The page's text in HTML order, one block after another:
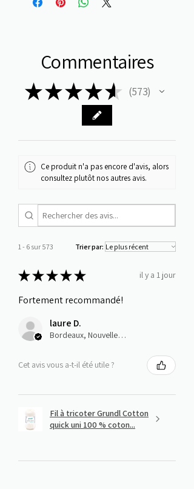
Commentaires
★★★★★ 573
573
Ce produit n'a pas encore d'avis, alors
consultez plutôt nos autres avis.
1 - 6 sur 573 Trier par:
★★★★★ il y a 1 jour
Fortement recommandé!
laure D.
Bordeaux, Nouvelle-Aquitaine
Cet avis vous a-t-il été utile ?
Fil à tricoter Grundl Cotton
quick uni 100 % coton...